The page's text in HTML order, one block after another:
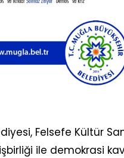
Felsefe Kültür
ile demokrasi